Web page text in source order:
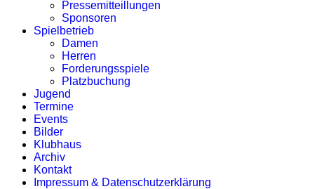
Pressemitteillungen
Sponsoren
Spielbetrieb
Damen
Herren
Forderungsspiele
Platzbuchung
Jugend
Termine
Events
Bilder
Klubhaus
Archiv
Kontakt
Impressum & Datenschutzerklärung